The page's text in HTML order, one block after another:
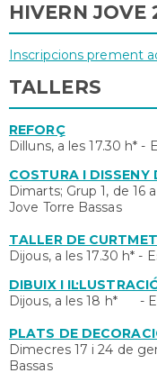
HIVERN
Inscripcions prement
TALLERS
REFORÇ
Dilluns, a les 17.30
COSTURA I DISSENY
Dimarts; Grup 1, de 16
Jove Torre Bassas
TALLER DE
Dijous, a les 17.30 h* -
DIBUIX I
Dijous, a les 18 h* -
PLATS DE
Dimecres 17 i 24 de
Bassas